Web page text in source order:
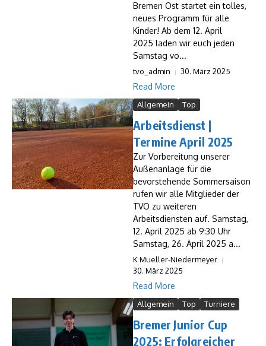
Bremen Ost startet ein tolles,
neues Programm für alle
Kinder! Ab dem 12. April
2025 laden wir euch jeden
Samstag vo...
tvo_admin 30. März 2025
Read More
Allgemein Top
Arbeitsdienst |
Termine April 2025
Zur Vorbereitung unserer
Außenanlage für die
bevorstehende Sommersaison
rufen wir alle Mitglieder der
TVO zu weiteren
Arbeitsdiensten auf. Samstag,
12. April 2025 ab 9:30 Uhr
Samstag, 26. April 2025 a...
K Mueller-Niedermeyer
30. März 2025
Read More
Allgemein Top Turniere
Bremer Junior Cup
2025: Erfolgreicher